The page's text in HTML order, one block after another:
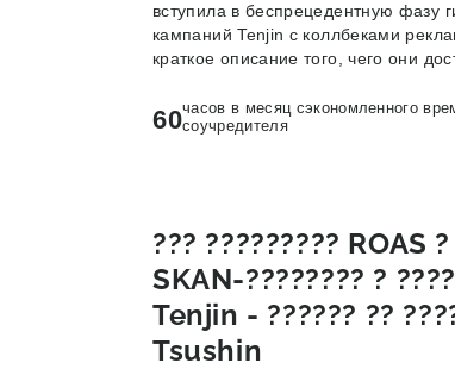
вступила в беспрецедентную фазу
кампаний Tenjin с коллбеками
краткое описание того, чего они
60часов в месяц сэкономленного
соучредителя
??? ????????? ROAS
SKAN-???????? ?
Tenjin - ?????? ??
Tsushin